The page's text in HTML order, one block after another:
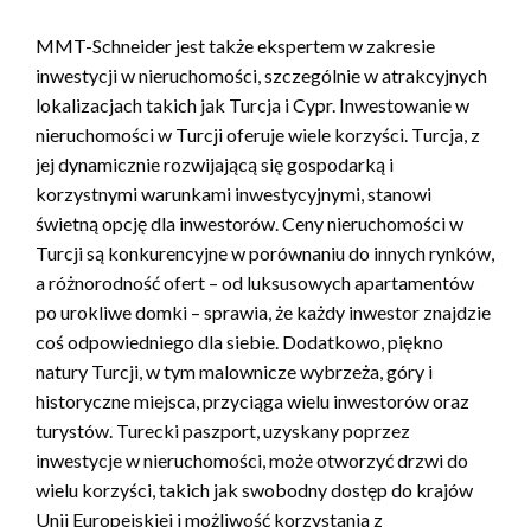
MMT-Schneider jest także ekspertem w zakresie
inwestycji w nieruchomości, szczególnie w atrakcyjnych
lokalizacjach takich jak Turcja i Cypr. Inwestowanie w
nieruchomości w Turcji oferuje wiele korzyści. Turcja, z
jej dynamicznie rozwijającą się gospodarką i
korzystnymi warunkami inwestycyjnymi, stanowi
świetną opcję dla inwestorów. Ceny nieruchomości w
Turcji są konkurencyjne w porównaniu do innych rynków,
a różnorodność ofert – od luksusowych apartamentów
po urokliwe domki – sprawia, że każdy inwestor znajdzie
coś odpowiedniego dla siebie. Dodatkowo, piękno
natury Turcji, w tym malownicze wybrzeża, góry i
historyczne miejsca, przyciąga wielu inwestorów oraz
turystów. Turecki paszport, uzyskany poprzez
inwestycje w nieruchomości, może otworzyć drzwi do
wielu korzyści, takich jak swobodny dostęp do krajów
Unii Europejskiej i możliwość korzystania z